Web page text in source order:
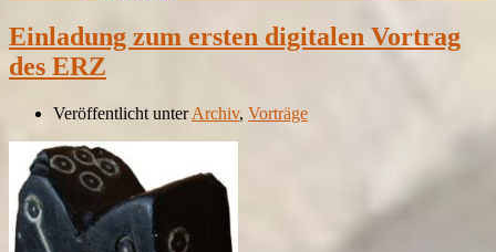
Einladung zum ersten digitalen Vortrag
des ERZ
Veröffentlicht unterArchiv, Vorträge